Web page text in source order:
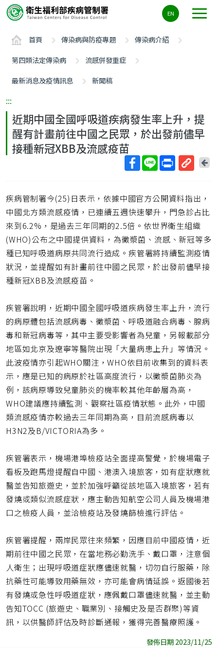
要
ALT+C
EN
首頁 傳染病與防疫專題
傳染病介紹
第四類法定傳染病
流感併發重症
最新消息及疫情訊息
新聞稿
:::
近期中國全國呼吸道疾病發生率上升，提
醒有計畫前往中國之民眾，於出發前儘早
接種新冠XBB及流感疫苗
短
網
址
回
疾病管制署今(25)日表示，依據中國官方公開資料指出，
中國北方類流感疫情，已連續五週快速攀升，門急診占比
來到6.2%，是過去三年同期的2.5倍。依世界衛生組織
(WHO)公布之中國提供資料，為黴漿菌、流感、新冠等多
種已知呼吸道病原共同流行造成。疾管署將持續監測疫情
狀況，並提醒如有計畫前往中國之民眾，於出發前儘早接
種新冠XBB及流感疫苗。
疾管署說明，近期中國全國呼吸道疾病發生率上升，流行
的病原體包括流感病毒、黴漿菌、呼吸道融合病毒、腺病
毒和新冠病毒等，其中主要受影響者為兒童，另報載部分
地區如北京及遼寧等醫院出現「大量病患上升」等情況。
此波疫情亦引起WHO關注，WHO依目前收集到的資料表
示，應是已知的病原於社區高度流行，以黴漿菌肺炎為
例，該病原導致兒童肺炎的機率較其他年齡層為高，
WHO建議應持續監測、觀察社區疫情狀態。此外，中國
類流感疫情亦較過去三年同期為高，目前流感病毒以
H3N2及B/VICTORIA為多。
疾管署表示，機場港埠檢疫站全面提高警覺，於機場電子
看板及跑馬燈提醒自中國、港澳入境旅客，如有症狀應就
醫並告知旅遊史，並於加強呼籲從該地區入境旅客，若有
發燒或類似流感症狀，應主動告知航空公司人員及機場港
口之檢疫人員，並洽檢疫站及發燒篩檢進行評估。
疾管署提醒，兩岸民眾往來頻繁，因應目前中國疫情，近
期前往中國之民眾，在當地務必勤洗手、戴口罩，注意個
人衛生；出現呼吸道症狀應儘速就醫，切勿自行服藥，除
抗藥性可能導致用藥無效，亦可能會病情延誤。返國後若
有發燒或急性呼吸道症狀，應佩戴口罩儘速就醫，並主動
告知TOCC (旅遊史、職業別、接觸史及是否群聚)等資
訊，以供醫師評估及時診斷通報，獲得完善醫療照護。
發佈日期 2023/11/25